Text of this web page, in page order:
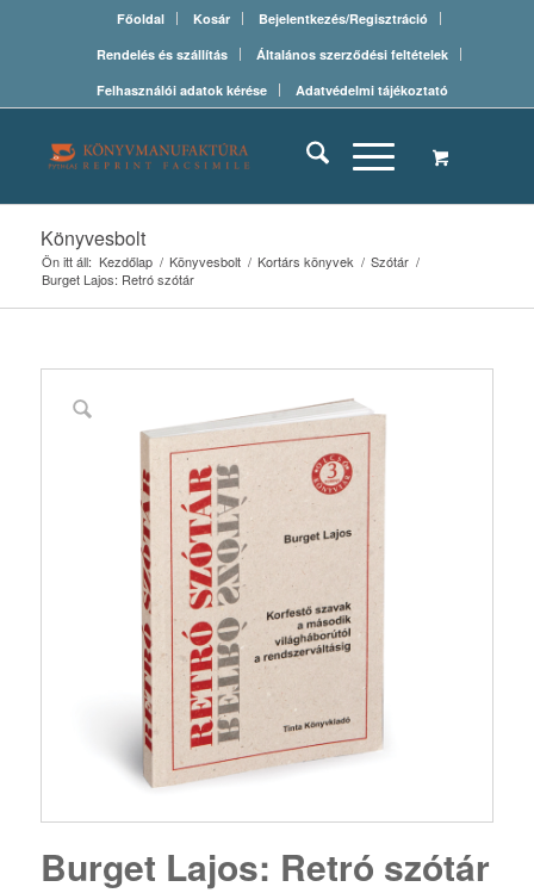
Főoldal Kosár
Bejelentkezés/Regisztráció
Rendelés és szállítás
Általános szerződési feltételek
Felhasználói adatok kérése
Adatvédelmi tájékoztató
Könyvesbolt
Ön itt áll: Kezdőlap / Könyvesbolt / Kortárs könyvek / Szótár /
Burget Lajos: Retró szótár
Burget Lajos: Retró szótár